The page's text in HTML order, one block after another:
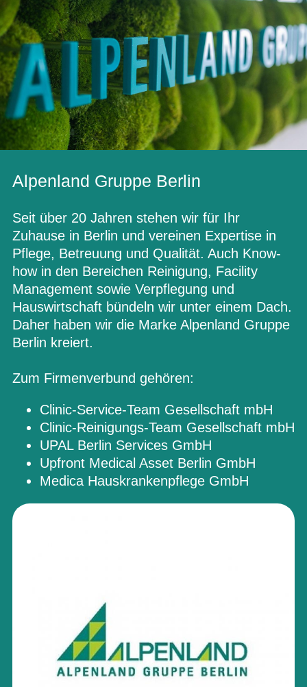
Alpenland Gruppe Berlin
Seit über 20 Jahren stehen wir für Ihr
Zuhause in Berlin und vereinen Expertise in
Pflege, Betreuung und Qualität. Auch Know-
how in den Bereichen Reinigung, Facility
Management sowie Verpflegung und
Hauswirtschaft bündeln wir unter einem Dach.
Daher haben wir die Marke Alpenland Gruppe
Berlin kreiert.
Zum Firmenverbund gehören:
Clinic-Service-Team Gesellschaft mbH
Clinic-Reinigungs-Team Gesellschaft mbH
UPAL Berlin Services GmbH
Upfront Medical Asset Berlin GmbH
Medica Hauskrankenpflege GmbH